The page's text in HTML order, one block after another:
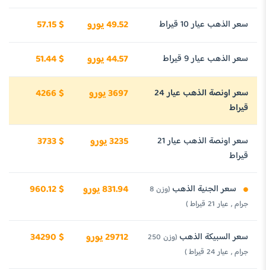
سعر الذهب عيار 10 قيراط 49.52 يورو 57.15 $
سعر الذهب عيار 9 قيراط 44.57 يورو 51.44 $
سعر اونصة الذهب عيار 24
قيراط
3697 يورو 4266 $
سعر اونصة الذهب عيار 21
قيراط
3235 يورو 3733 $
سعر الجنية الذهب
(وزن 8
جرام , عيار 21 قيراط )
831.94 يورو 960.12 $
سعر السبيكة الذهب
(وزن 250
جرام , عيار 24 قيراط )
29712 يورو 34290 $